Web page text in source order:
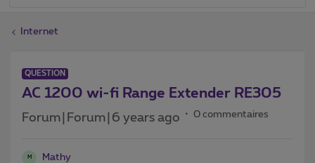
Internet
QUESTION
AC 1200 wi-fi Range Extender RE305
Forum|Forum|6 years ago 0 commentaires
M Mathy